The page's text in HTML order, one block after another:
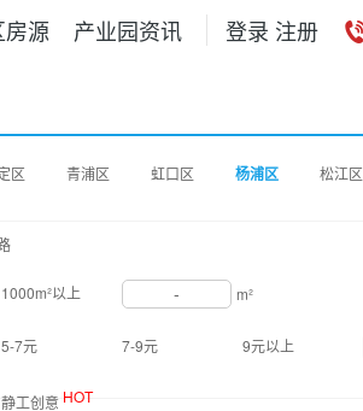
源 产业园资讯 登录 注册
区 青浦区 虹口区 杨浦区 松江区
1000m²以上 - m²
5-7元 7-9元 9元以上
静工创意 HOT